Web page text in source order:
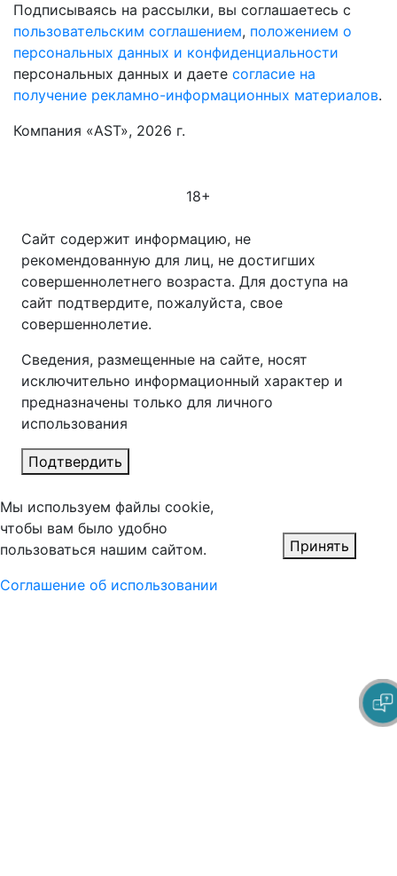
Подписываясь на рассылки, вы соглашаетесь с
пользовательским соглашением, положением о
персональных данных и конфиденциальности
персональных данных и даете согласие на
получение рекламно-информационных материалов.
Компания «AST», 2026 г.
18+
Сайт содержит информацию, не
рекомендованную для лиц, не достигших
совершеннолетнего возраста. Для доступа на
сайт подтвердите, пожалуйста, свое
совершеннолетие.
Сведения, размещенные на сайте, носят
исключительно информационный характер и
предназначены только для личного
использования
Подтвердить
Мы используем файлы cookie,
чтобы вам было удобно
пользоваться нашим сайтом.
Соглашение об использовании
Принять